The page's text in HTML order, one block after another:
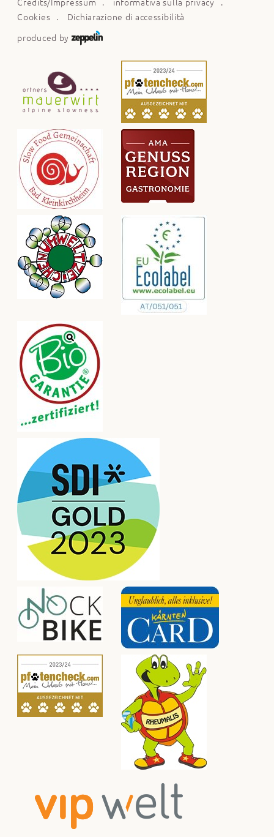
Credits/Impressum
informativa sulla privacy
Cookies
Dichiarazione di accessibilità
produced by